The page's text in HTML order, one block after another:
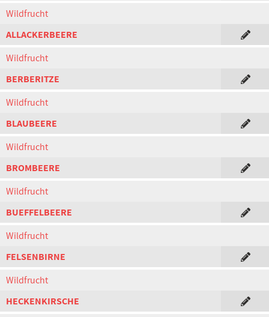
Wildfrucht
ALLACKERBEERE
Wildfrucht
BERBERITZE
Wildfrucht
BLAUBEERE
Wildfrucht
BROMBEERE
Wildfrucht
BUEFFELBEERE
Wildfrucht
FELSENBIRNE
Wildfrucht
HECKENKIRSCHE